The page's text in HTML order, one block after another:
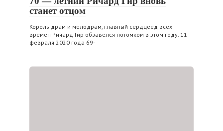
станет отцом
Король драм и мелодрам, главный сердцеед всех
времен Ричард Гир обзавелся потомком в этом году. 11
февраля 2020 года 69-